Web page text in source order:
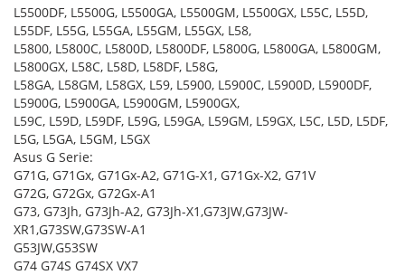
L5500DF, L5500G, L5500GA, L5500GM, L5500GX, L55C, L55D,
L55DF, L55G, L55GA, L55GM, L55GX, L58,
L5800, L5800C, L5800D, L5800DF, L5800G, L5800GA, L5800GM,
L5800GX, L58C, L58D, L58DF, L58G,
L58GA, L58GM, L58GX, L59, L5900, L5900C, L5900D, L5900DF,
L5900G, L5900GA, L5900GM, L5900GX,
L59C, L59D, L59DF, L59G, L59GA, L59GM, L59GX, L5C, L5D, L5DF,
L5G, L5GA, L5GM, L5GX
Asus G Serie:
G71G, G71Gx, G71Gx-A2, G71G-X1, G71Gx-X2, G71V
G72G, G72Gx, G72Gx-A1
G73, G73Jh, G73Jh-A2, G73Jh-X1,G73JW,G73JW-
XR1,G73SW,G73SW-A1
G53JW,G53SW
G74 G74S G74SX VX7